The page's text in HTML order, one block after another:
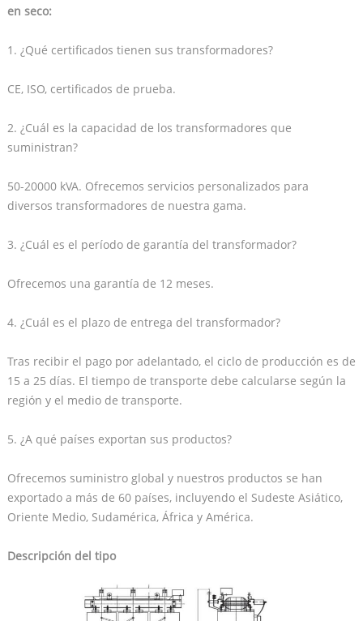
en seco:
1. ¿Qué certificados tienen sus transformadores?
CE, ISO, certificados de prueba.
2. ¿Cuál es la capacidad de los transformadores que
suministran?
50-20000 kVA. Ofrecemos servicios personalizados para
diversos transformadores de nuestra gama.
3. ¿Cuál es el período de garantía del transformador?
Ofrecemos una garantía de 12 meses.
4. ¿Cuál es el plazo de entrega del transformador?
Tras recibir el pago por adelantado, el ciclo de producción es de
15 a 25 días. El tiempo de transporte debe calcularse según la
región y el medio de transporte.
5. ¿A qué países exportan sus productos?
Ofrecemos suministro global y nuestros productos se han
exportado a más de 60 países, incluyendo el Sudeste Asiático,
Oriente Medio, Sudamérica, África y América.
Descripción del tipo